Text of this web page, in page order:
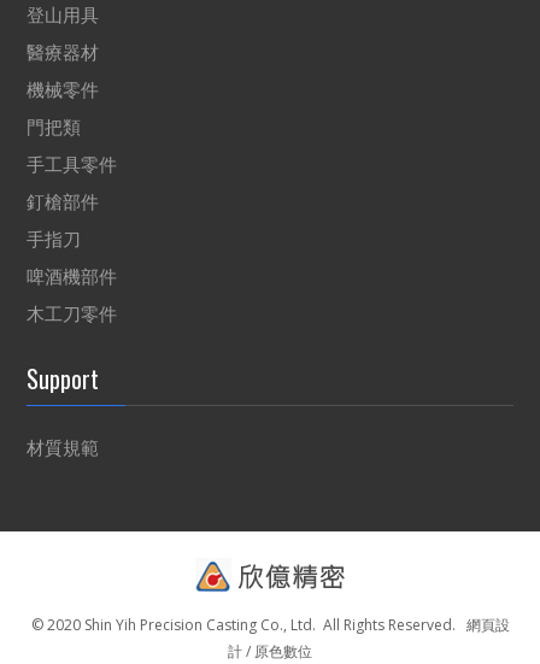
登山用具
醫療器材
機械零件
門把類
手工具零件
釘槍部件
手指刀
啤酒機部件
木工刀零件
Support
材質規範
© 2020 Shin Yih Precision Casting Co., Ltd. All Rights Reserved. 網頁設
計 / 原色數位